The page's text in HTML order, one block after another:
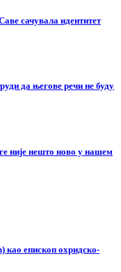
сачувала идентитет
да његове речи не буду
није нешто ново у нашем
епископ охридско-